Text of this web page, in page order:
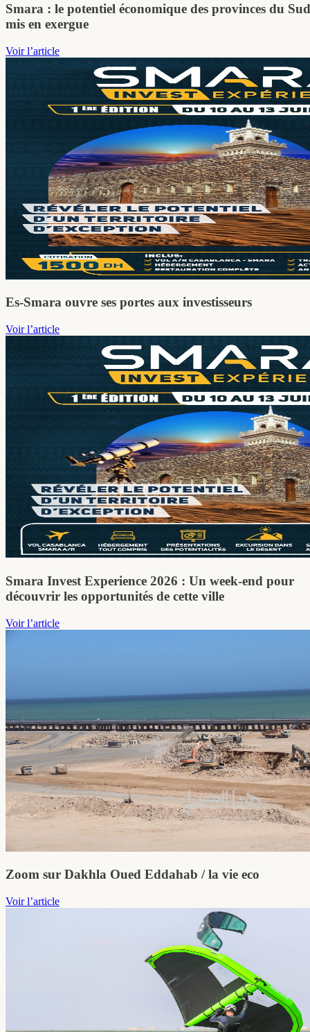
Smara : le potentiel économique des provinces du Sud
mis en exergue
Voir l’article
Es-Smara ouvre ses portes aux investisseurs
Voir l’article
Smara Invest Experience 2026 : Un week-end pour
découvrir les opportunités de cette ville
Voir l’article
Zoom sur Dakhla Oued Eddahab / la vie eco
Voir l’article